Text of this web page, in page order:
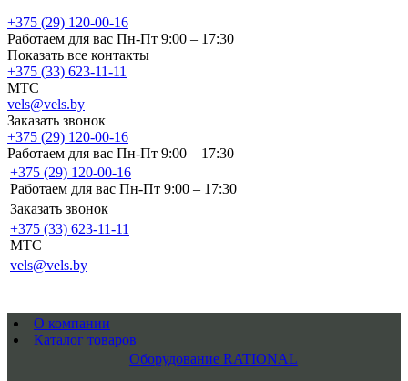
+375 (29) 120-00-16
Работаем для вас Пн-Пт 9:00 – 17:30
Показать все контакты
+375 (33) 623-11-11
MTC
vels@vels.by
Заказать звонок
+375 (29) 120-00-16
Работаем для вас Пн-Пт 9:00 – 17:30
+375 (29) 120-00-16
Работаем для вас Пн-Пт 9:00 – 17:30
Заказать звонок
+375 (33) 623-11-11
MTC
vels@vels.by
О компании
Каталог товаров
Оборудование RATIONAL